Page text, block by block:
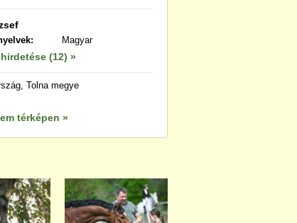
Magyar
(12) »
Tolna megye
térképen »